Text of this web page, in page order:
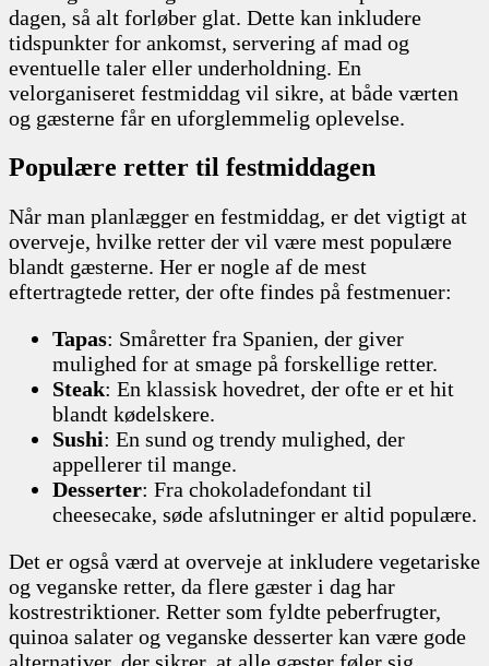
dagen, så alt forløber glat. Dette kan inkludere
tidspunkter for ankomst, servering af mad og
eventuelle taler eller underholdning. En
velorganiseret festmiddag vil sikre, at både værten
og gæsterne får en uforglemmelig oplevelse.
Populære retter til festmiddagen
Når man planlægger en festmiddag, er det vigtigt at
overveje, hvilke retter der vil være mest populære
blandt gæsterne. Her er nogle af de mest
eftertragtede retter, der ofte findes på festmenuer:
Tapas: Småretter fra Spanien, der giver
mulighed for at smage på forskellige retter.
Steak: En klassisk hovedret, der ofte er et hit
blandt kødelskere.
Sushi: En sund og trendy mulighed, der
appellerer til mange.
Desserter: Fra chokoladefondant til
cheesecake, søde afslutninger er altid populære.
Det er også værd at overveje at inkludere vegetariske
og veganske retter, da flere gæster i dag har
kostrestriktioner. Retter som fyldte peberfrugter,
quinoa salater og veganske desserter kan være gode